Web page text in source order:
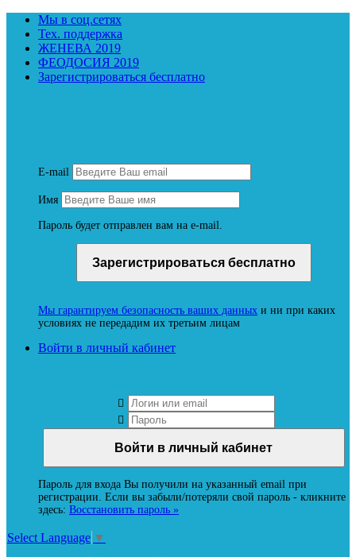
Мы в соц.сетях
Тех. поддержка
ЖЕНЕВА 2019
ФЕОДОСИЯ 2019
Зарегистрироваться бесплатно
E-mail
Имя
Пароль будет отправлен вам на e-mail.
Мы гарантируем безопасность ваших данных и ни при каких
условиях не передадим их третьим лицам
Войти в личный кабинет
Пароль для входа Вы получили на указанный email при
регистрации. Если вы забыли/потеряли свой пароль - кликните
здесь: Восстановить пароль »
Select Language ▼